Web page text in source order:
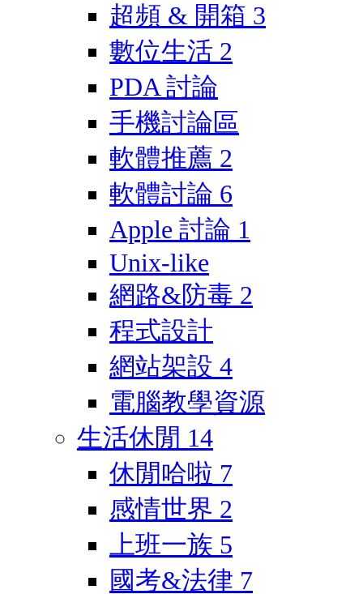
超頻 & 開箱 3
數位生活 2
PDA 討論
手機討論區
軟體推薦 2
軟體討論 6
Apple 討論 1
Unix-like
網路&防毒 2
程式設計
網站架設 4
電腦教學資源
生活休閒 14
休閒哈啦 7
感情世界 2
上班一族 5
國考&法律 7